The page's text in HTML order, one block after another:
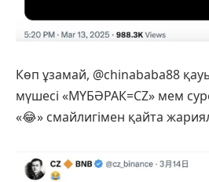
Көп ұзамай, @chinababa88
мүшесі «МҮБӘРАК=CZ» мем
«😂» смайлигімен қайта